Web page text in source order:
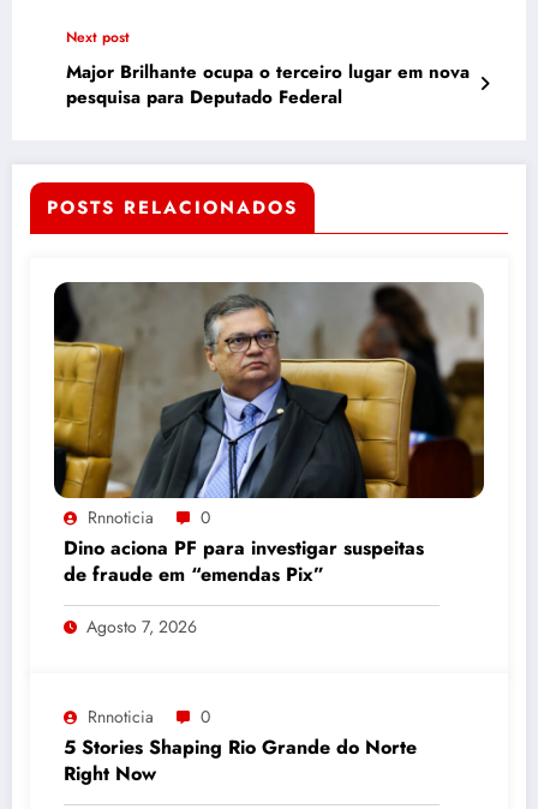
Next post
Major Brilhante ocupa o terceiro lugar em nova
pesquisa para Deputado Federal
POSTS RELACIONADOS
Rnnoticia 0
Dino aciona PF para investigar suspeitas
de fraude em “emendas Pix”
Agosto 7, 2026
Rnnoticia 0
5 Stories Shaping Rio Grande do Norte
Right Now